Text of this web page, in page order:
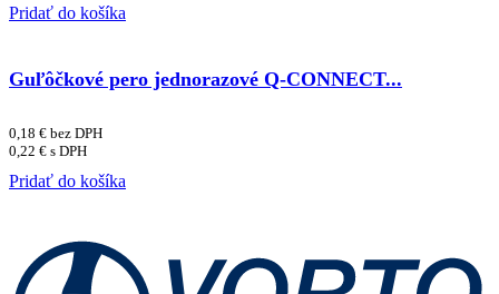
Pridať do košíka
Guľôčkové pero jednorazové Q-CONNECT...
0,18 € bez DPH
0,22 € s DPH
Pridať do košíka